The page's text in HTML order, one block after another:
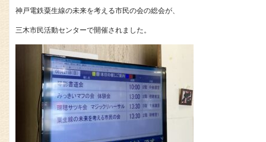
神戸電鉄粟生線の未来を考える市民の会の総会が、
三木市民活動センターで開催されました。